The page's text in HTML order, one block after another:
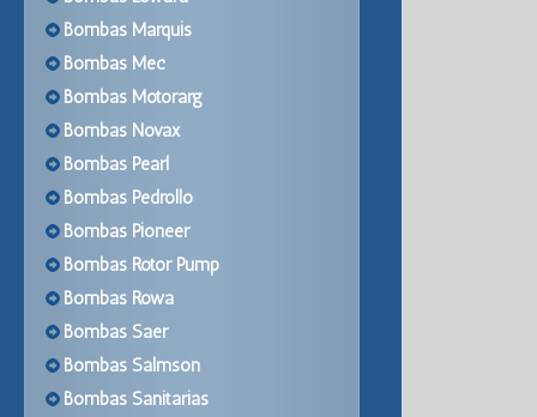
Bombas Marquis
Bombas Mec
Bombas Motorarg
Bombas Novax
Bombas Pearl
Bombas Pedrollo
Bombas Pioneer
Bombas Rotor Pump
Bombas Rowa
Bombas Saer
Bombas Salmson
Bombas Sanitarias